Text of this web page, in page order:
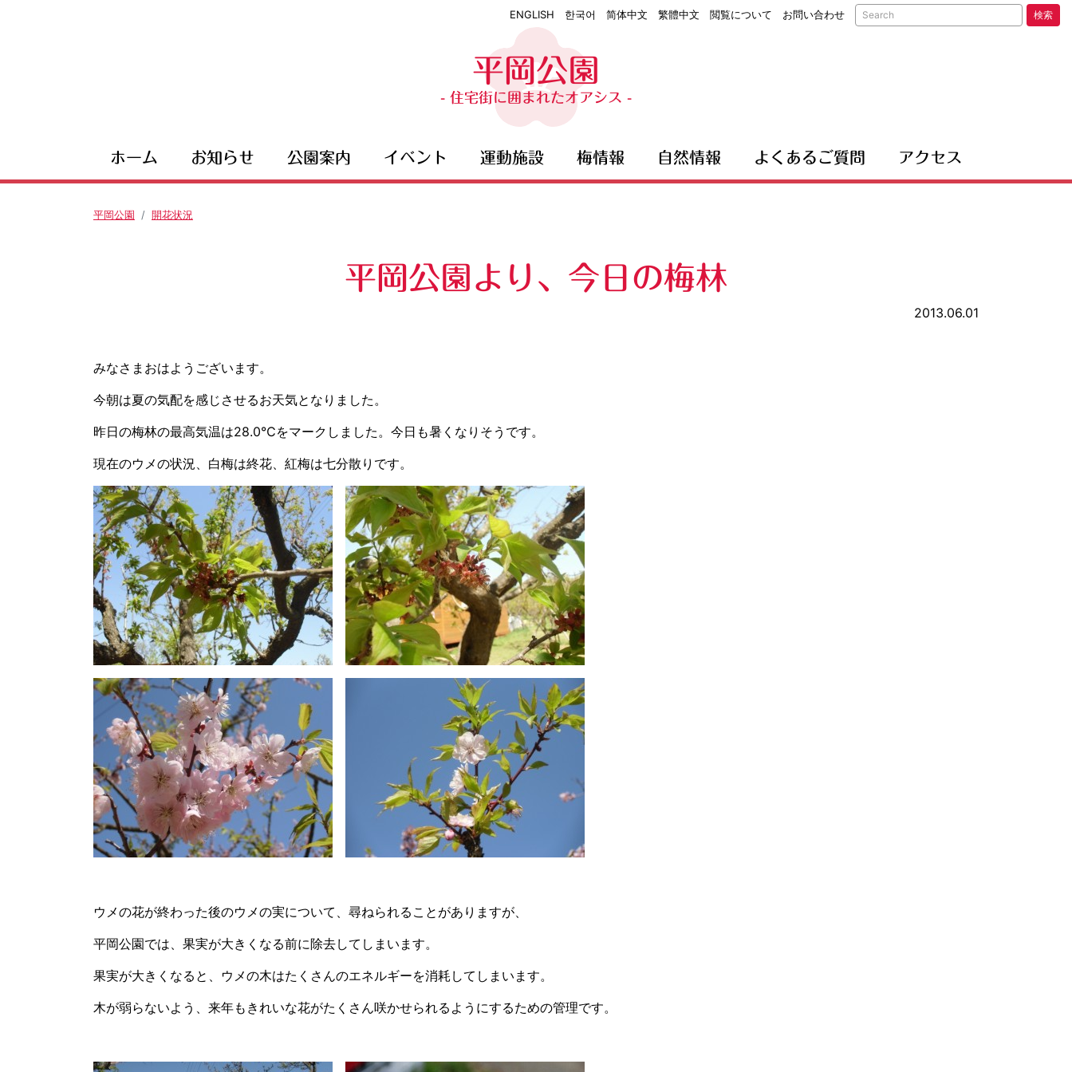
ENGLISH 한국어 简体中文 繁體中文 閲覧について お問い合わせ 検索
平岡公園
- 住宅街に囲まれたオアシス -
ホーム お知らせ 公園案内 イベント 運動施設 梅情報 自然情報 よくあるご質問 アクセス
平岡公園 開花状況
平岡公園より、今日の梅林
2013.06.01
みなさまおはようございます。
今朝は夏の気配を感じさせるお天気となりました。
昨日の梅林の最高気温は28.0℃をマークしました。今日も暑くなりそうです。
現在のウメの状況、白梅は終花、紅梅は七分散りです。
ウメの花が終わった後のウメの実について、尋ねられることがありますが、
平岡公園では、果実が大きくなる前に除去してしまいます。
果実が大きくなると、ウメの木はたくさんのエネルギーを消耗してしまいます。
木が弱らないよう、来年もきれいな花がたくさん咲かせられるようにするための管理です。